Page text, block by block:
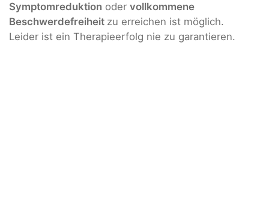
Symptomreduktion oder vollkommene
Beschwerdefreiheit zu erreichen ist möglich.
Leider ist ein Therapieerfolg nie zu garantieren.